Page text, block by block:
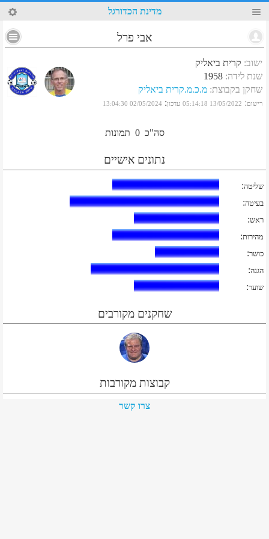
62 מדינת הכדורגל
אבי פרל
ישוב: קרית ביאליק
שנת לידה:
1958
שחקן בקבוצת: מ.כ.מ.קרית ביאליק
רישום:
13/05/2022 05:14:18 עדכון:
02/05/2024 13:04:30
סה"כ 0 תמונות
נתונים אישיים
שליטה:
בעיטה:
ראש:
מהירות:
כושר:
הגנה:
שוער:
שחקנים מקורבים
קבוצות מקורבות
צרו קשר